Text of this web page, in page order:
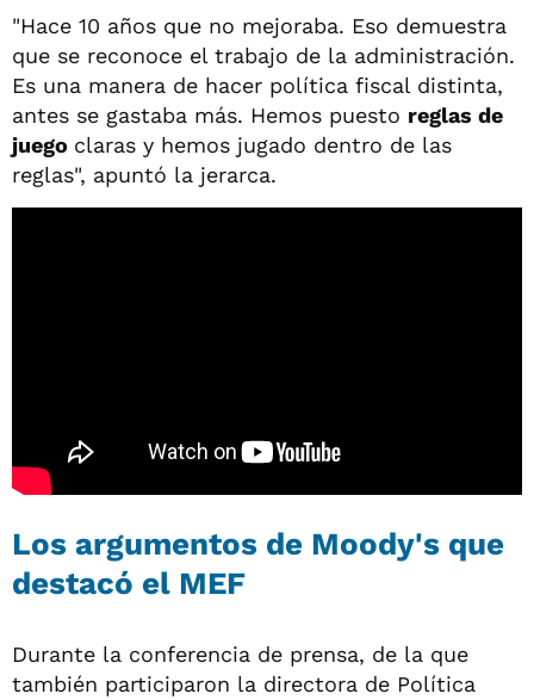
"Hace 10 años que no mejoraba. Eso demuestra
que se reconoce el trabajo de la administración.
Es una manera de hacer política fiscal distinta,
antes se gastaba más. Hemos puesto reglas de
juego claras y hemos jugado dentro de las
reglas", apuntó la jerarca.
Los argumentos de Moody's que
destacó el MEF
Durante la conferencia de prensa, de la que
también participaron la directora de Política